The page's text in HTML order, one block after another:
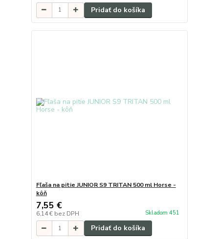
Pridať do košíka
Fľaša na pitie JUNIOR S9 TRITAN 500 ml Horse -
kôň
7,55 €
6,14 € bez DPH Skladom 451
Pridať do košíka